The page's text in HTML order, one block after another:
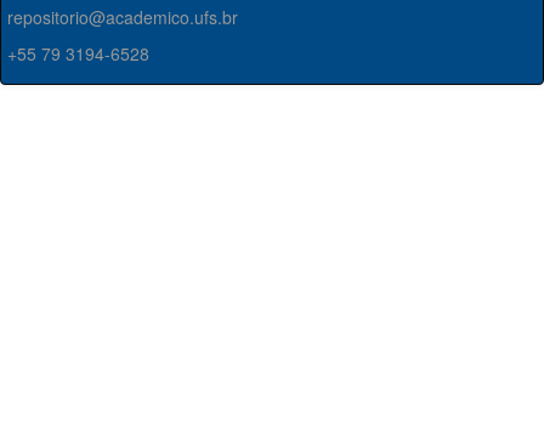
repositorio@academico.ufs.br
+55 79 3194-6528